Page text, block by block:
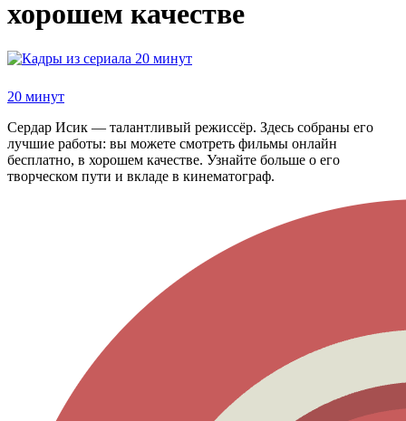
хорошем качестве
20 минут
Сердар Исик — талантливый режиссёр. Здесь собраны его
лучшие работы: вы можете смотреть фильмы онлайн
бесплатно, в хорошем качестве. Узнайте больше о его
творческом пути и вкладе в кинематограф.